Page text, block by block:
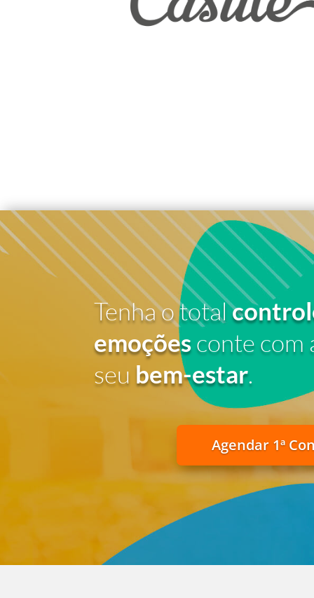
Tenha o total
emoçõesconte com
seu bem-estar.
Agendar 1ª